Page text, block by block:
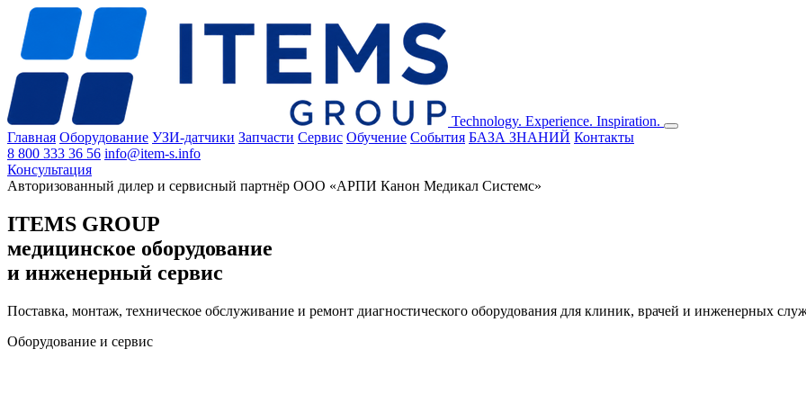
Technology. Experience. Inspiration.
Главная Оборудование УЗИ-датчики Запчасти Сервис Обучение События БАЗА ЗНАНИЙ Контакты
8 800 333 36 56 info@item-s.info
Консультация
Авторизованный дилер и сервисный партнёр ООО «АРПИ Канон Медикал Системс»
ITEMS GROUP
медицинское оборудование
и инженерный сервис
Поставка, монтаж, техническое обслуживание и ремонт диагностического оборудования для клиник, врачей и инженерных
Оборудование и сервис